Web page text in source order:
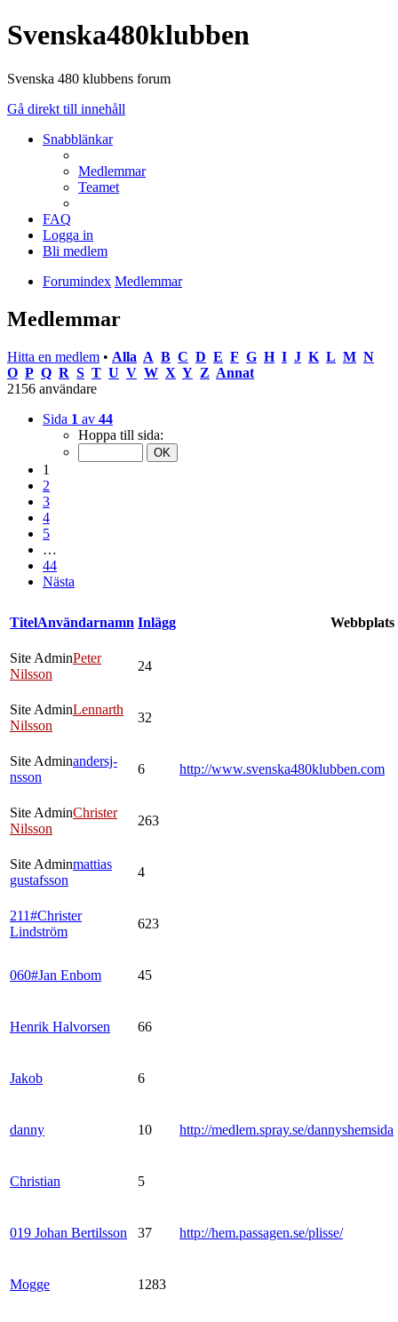
Svenska480klubben
Svenska 480 klubbens forum
Gå direkt till innehåll
Snabblänkar
Medlemmar
Teamet
FAQ
Logga in
Bli medlem
Forumindex Medlemmar
Medlemmar
Hitta en medlem • Alla A B C D E F G H I J K L M N
O P Q R S T U V W X Y Z Annat
2156 användare
Sida 1 av 44
Hoppa till sida:
1
2
3
4
5
…
44
Nästa
TitelAnvändarnamn Inlägg Webbplats
Site AdminPeter
Nilsson
24
Site AdminLennarth
Nilsson
32
Site Adminandersj-
nsson
6 http://www.svenska480klubben.com
Site AdminChrister
Nilsson
263
Site Adminmattias
gustafsson
4
211#Christer
Lindström
623
060#Jan Enbom 45
Henrik Halvorsen 66
Jakob 6
danny 10 http://medlem.spray.se/dannyshemsida
Christian 5
019 Johan Bertilsson 37 http://hem.passagen.se/plisse/
Mogge 1283